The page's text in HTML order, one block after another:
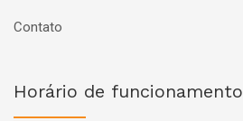
Contato
Horário de funcionamento